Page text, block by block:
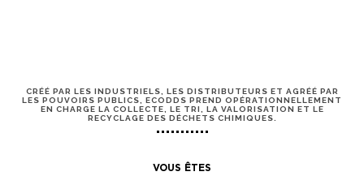
CRÉÉ PAR LES INDUSTRIELS, LES DISTRIBUTEURS ET AGRÉÉ PAR
LES POUVOIRS PUBLICS, ECODDS PREND OPÉRATIONNELLEMENT
EN CHARGE LA COLLECTE, LE TRI, LA VALORISATION ET LE
RECYCLAGE DES DÉCHETS CHIMIQUES.
VOUS ÊTES